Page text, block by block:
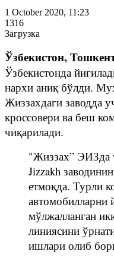
1 October 2020, 11:23
1316
Загрузка
Ўзбекистон,
Ўзбекистонда
нархи аниқ бўлди.
Жиззахдаги заводда
кроссовери ва беш
чиқарилади.
"Жиззах” ЭИЗда
Jizzakh
етмоқда. Турли
мўлжалланган
линиясини
ишлари олиб